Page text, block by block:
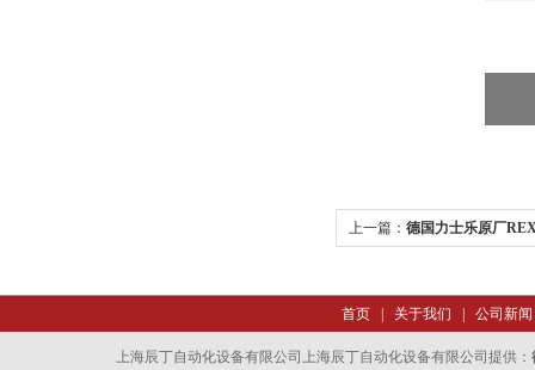
上一篇： 德国力士乐原厂
首页| 关于我们 公司新闻
上海辰丁自动化设备有限公司上海辰丁自动化设备有限公司提供：